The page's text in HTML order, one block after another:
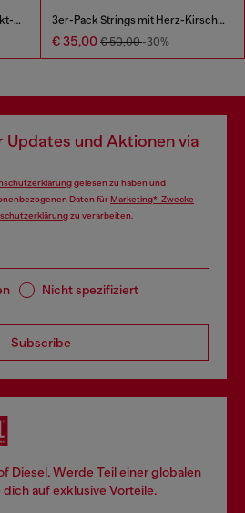
Baumwollslips mit Denim-Effekt-Print 3er-Pack Strings mit Herz-Kirsche-Print
€ 35,00 € 50,00-30%
Updates und Aktionen via
gelesen zu haben und
Daten fürMarketing*-Zwecke
zu verarbeiten.
Nicht spezifiziert
Subscribe
Diesel. Werde Teil einer globalen
auf exklusive Vorteile.